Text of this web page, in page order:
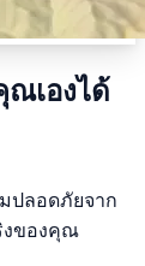
ณเองได้
ปลอดภัยจาก
งของคุณ